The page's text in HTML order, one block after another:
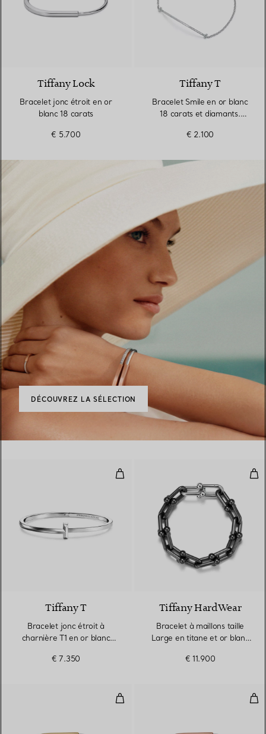
Tiffany Lock
Bracelet jonc étroit en or
blanc 18 carats
€ 5.700
Tiffany T
Bracelet Smile en or blanc
18 carats et diamants.
€ 2.100
DÉCOUVREZ LA SÉLECTION
Bracelet jonc étroit à charnière
3 Matériaux
Tiffany T
Bracelet jonc étroit à
charnière T1 en or blanc
€ 7.350
Tiffany HardWear
Bracelet à maillons taille
Large en titane et or blanc
€ 11.900
Bracelet jonc étroit en or jaune